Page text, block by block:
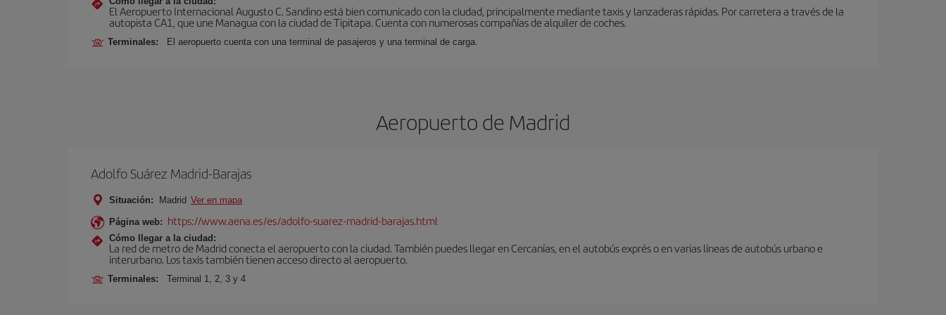
El Aeropuerto Internacional Augusto C. Sandino está bien comunicado con la ciudad, principalmente mediante taxis y lanzaderas rápidas. Por carretera a través de la
autopista CA1, que une Managua con la ciudad de Tipitapa. Cuenta con numerosas compañías de alquiler de coches.
Terminales: El aeropuerto cuenta con una terminal de pasajeros y una terminal de carga.
Aeropuerto de Madrid
Adolfo Suárez Madrid-Barajas
Situación: Madrid Ver en mapa
Página web: https://www.aena.es/es/adolfo-suarez-madrid-barajas.html
Cómo llegar a la ciudad:
La red de metro de Madrid conecta el aeropuerto con la ciudad. También puedes llegar en Cercanías, en el autobús exprés o en varias líneas de autobús urbano e
interurbano. Los taxis también tienen acceso directo al aeropuerto.
Terminales: Terminal 1, 2, 3 y 4